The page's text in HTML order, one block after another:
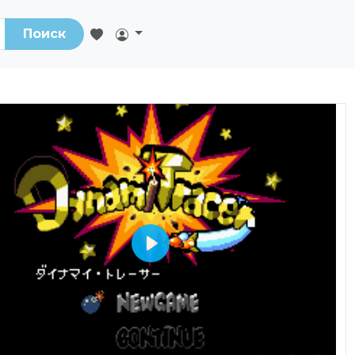
Поиск
Play